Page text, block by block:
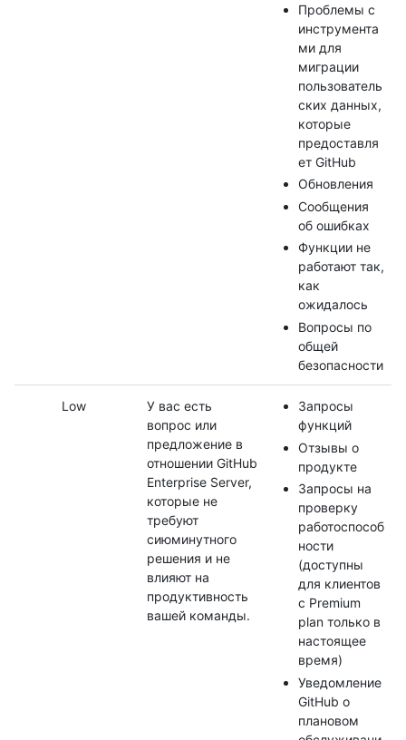
Проблемы с
инструмента
ми для
миграции
пользователь
ских данных,
которые
предоставля
ет GitHub
Обновления
Сообщения
об ошибках
Функции не
работают так,
как
ожидалось
Вопросы по
общей
безопасности
Low
У вас есть
вопрос или
предложение в
отношении GitHub
Enterprise Server,
которые не
требуют
сиюминутного
решения и не
влияют на
продуктивность
вашей команды.
Запросы
функций
Отзывы о
продукте
Запросы на
проверку
работоспособ
ности
(доступны
для клиентов
с Premium
plan только в
настоящее
время)
Уведомление
GitHub о
плановом